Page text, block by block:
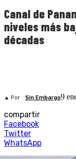
Canal de
niveles más
décadas
▲ Por Sin Embargo9
compartir
Facebook
Twitter
WhatsApp